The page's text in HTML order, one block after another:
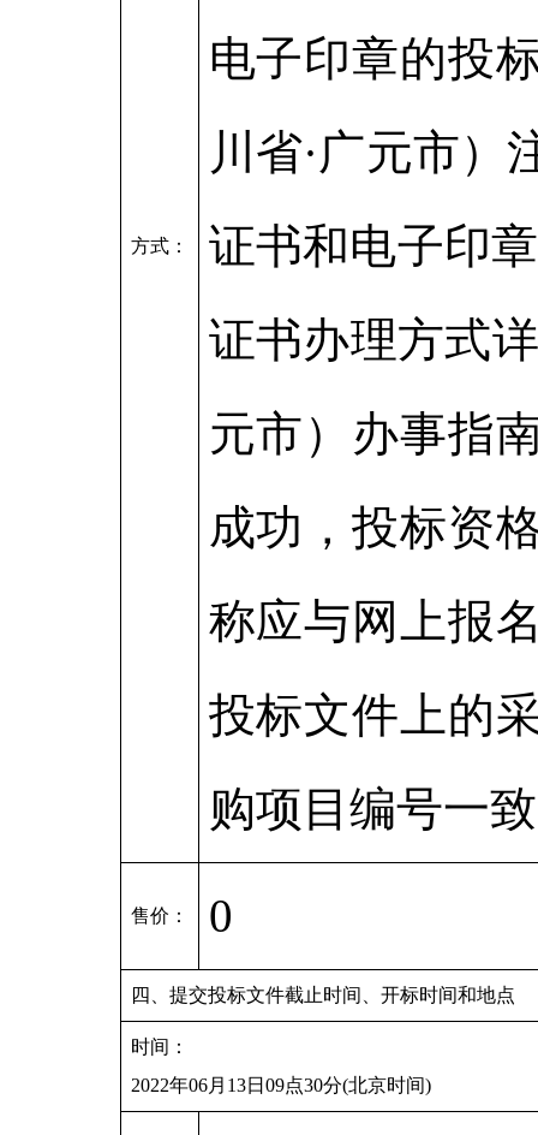
方式：
电子印章的投
川省·广元市）
证书和电子印
证书办理方式
元市）办事指
成功，投标资
称应与网上报
投标文件上的
购项目编号一
售价： 0
四、提交投标文件截止时间、开标时间和地点
时间：
2022年06月13日09点30分(北京时间)